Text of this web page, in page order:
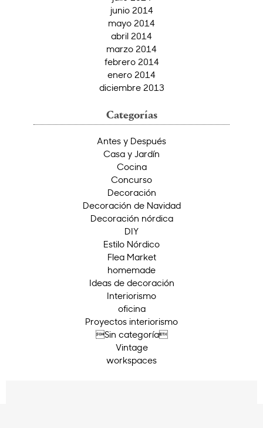
junio 2014
mayo 2014
abril 2014
marzo 2014
febrero 2014
enero 2014
diciembre 2013
Categorías
Antes y Después
Casa y Jardín
Cocina
Concurso
Decoración
Decoración de Navidad
Decoración nórdica
DIY
Estilo Nórdico
Flea Market
homemade
Ideas de decoración
Interiorismo
oficina
Proyectos interiorismo
Sin categoría
Vintage
workspaces